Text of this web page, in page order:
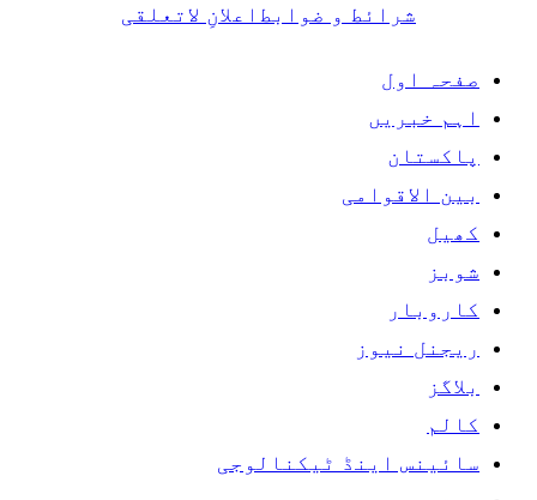
شرائط و ضوابط اعلانِ لاتعلقی
صفحہ اول
اہم خبریں
پاکستان
بین الاقوامی
کھیل
شوبز
کاروبار
ریجنل نیوز
بلاگز
کالم
سائینس اینڈ ٹیکنالوجی